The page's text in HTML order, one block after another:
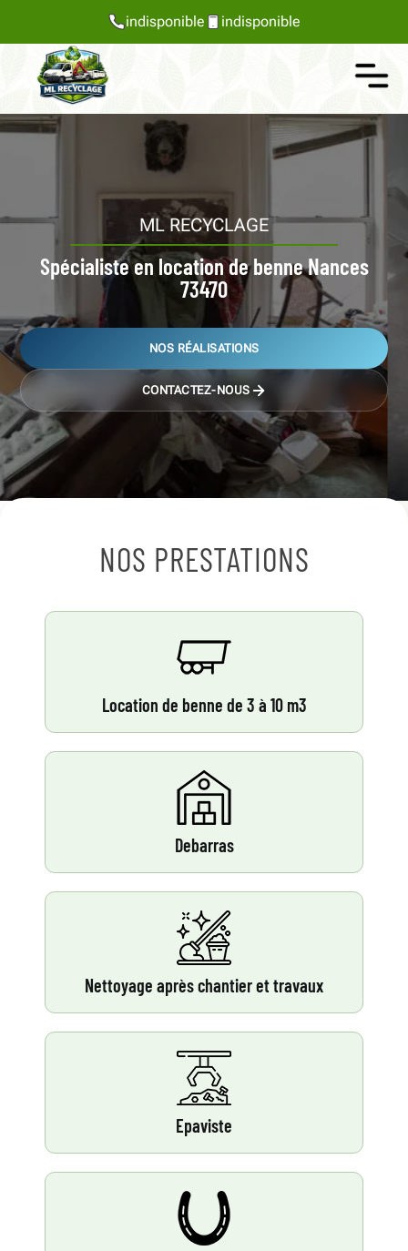
indisponible indisponible
ML RECYCLAGE
Spécialiste en location de benne Nances
73470
NOS RÉALISATIONS
CONTACTEZ-NOUS
NOS PRESTATIONS
Location de benne de 3 à 10 m3
Debarras
Nettoyage après chantier et travaux
Epaviste